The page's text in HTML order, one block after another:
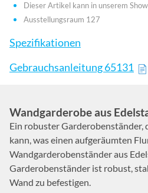
Dieser Artikel kann in unserem
Ausstellungsraum 127
Spezifikationen
Gebrauchsanleitung 65131
Wandgarderobe aus
Ein robuster Garderobenständer,
kann, was einen aufgeräumten
Wandgarderobenständer aus
Garderobenständer ist robust,
Wand zu befestigen.